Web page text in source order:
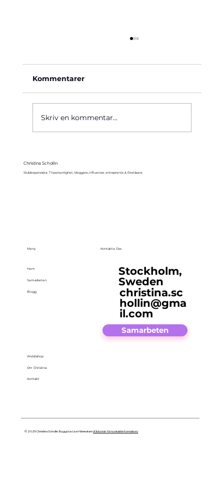
Kommentarer
Skriv en kommentar...
Christina Schollin
Skådespelerska, TV-personlighet, bloggare, influencer, entreprenör, & föreläsare.
Meny
Hem
Samarbeten
Blogg
Webbshop
Om Christina
Kontakt
Kontakta Oss
Stockholm,
Sweden
christina.sc
hollin@gma
il.com
Samarbeten
© 2025 Christina Schollin. Byggd av Lion Härenstam(Klicka här för kontaktinformation)